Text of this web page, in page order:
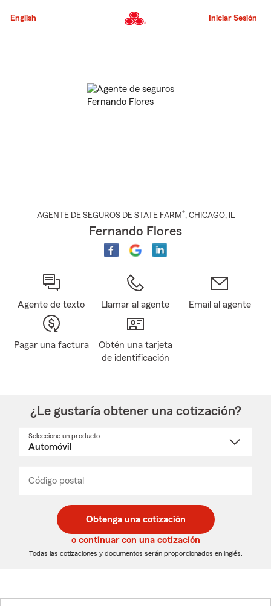
al
principal
English Iniciar Sesión
AGENTE DE SEGUROS DE STATE FARM®, CHICAGO, IL
Fernando Flores
Agente de texto Llamar al agente Email al agente
Pagar una factura
Obtén una tarjeta
de identificación
¿Le gustaría obtener una cotización?
Seleccione un producto
desplegable
Código postal
de
5
dígitos
de
5
dígitos
_____
Obtenga una cotización
o continuar con una cotización
Todas las cotizaciones y documentos serán proporcionados en inglés.